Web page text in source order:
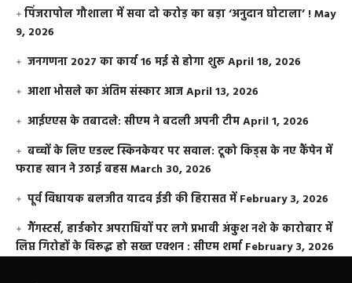
​पिंजरापोल गौशाला में सवा दो करोड़ का बड़ा ‘अनुदान घोटाला’ !May
9, 2026
जनगणना 2027 का कार्य 16 मई से होगा शुरूApril 18, 2026
आशा भोसले का अंतिम संस्कार आजApril 13, 2026
आईएएस के तबादले: सीएम ने बदली अपनी टीमApril 1, 2026
बच्चों के लिए एडल्ट स्किनकेयर पर सवाल: टूको किड्स के नए कैंपेन में
फराह खान ने उठाई बहसMarch 30, 2026
पूर्व विधायक बलजीत यादव ईडी की हिरासत में February 3, 2026
गैंगस्टर्स, हार्डकोर अपराधियों पर लगे प्रभावी अंकुश नशे के कारोबार में
लिप्त गिरोहों के विरूद्ध हो सख्त एक्शन : सीएम शर्मा February 3, 2026